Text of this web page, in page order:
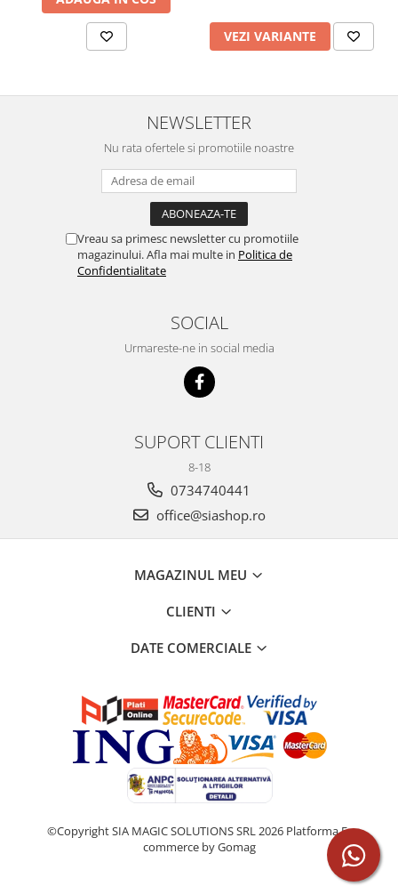
VEZI VARIANTE
NEWSLETTER
Nu rata ofertele si promotiile noastre
Vreau sa primesc newsletter cu promotiile
magazinului. Afla mai multe in Politica de
Confidentialitate
SOCIAL
Urmareste-ne in social media
SUPORT CLIENTI
8-18
0734740441
office@siashop.ro
MAGAZINUL MEU
CLIENTI
DATE COMERCIALE
©Copyright SIA MAGIC SOLUTIONS SRL 2026 Platforma E-
commerce by Gomag